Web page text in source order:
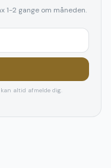
1-2 gange om måneden.
altid afmelde dig.